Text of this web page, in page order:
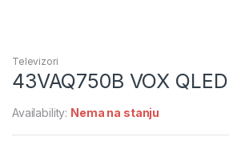
Televizori
43VAQ750B VOX
Availability: Nema na stanju